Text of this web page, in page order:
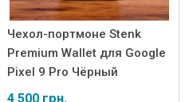
Чехол-портмоне Stenk
Premium Wallet для Google
Pixel 9 Pro Чёрный
4 500 грн.